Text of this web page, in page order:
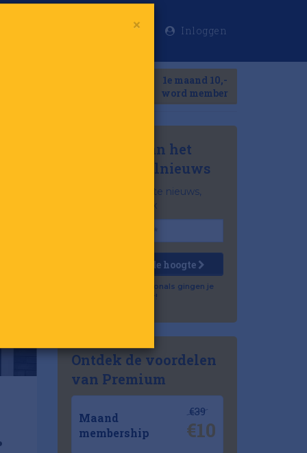
Inloggen
1e maand 10,-
word member
Mis niets van het
laatste retailnieuws
Het belangrijkste nieuws,
gratis in je inbox
Houd mij op de hoogte
Al 57.500 professionals gingen je
voor!
Ontdek de voordelen
van Premium
Maand
membership
€39
€10